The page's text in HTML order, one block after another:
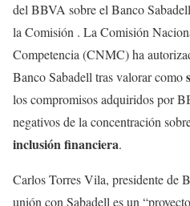
del BBVA sobre el Banco
la Comisión . La Comisión
Competencia (CNMC) ha
Banco Sabadell tras valorar como
los compromisos adquiridos por
negativos de la concentración
inclusión financiera.
Carlos Torres Vila, presidente de
unión con Sabadell es un